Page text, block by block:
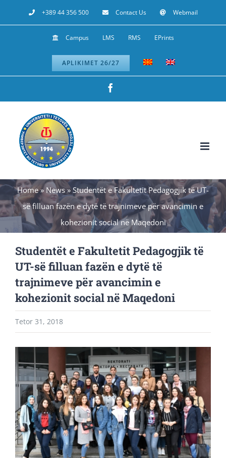
to
+389 44 356 500 Contact Us Webmail
Campus LMS RMS EPrints
APLIKIMET 26/27
Home» News» Studentët e Fakultetit Pedagogjik të UT-
së filluan fazën e dytë të trajnimeve për avancimin e
kohezionit social në Maqedoni
Studentët e Fakultetit Pedagogjik të
UT-së filluan fazën e dytë të
trajnimeve për avancimin e
kohezionit social në Maqedoni
Tetor 31, 2018
Larger
Image